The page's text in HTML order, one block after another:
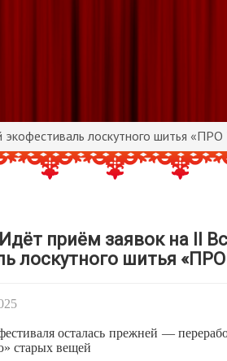
лоскутного шитья «ПРО
приём заявок на II
лоскутного шитья
осталась прежней —
старых вещей